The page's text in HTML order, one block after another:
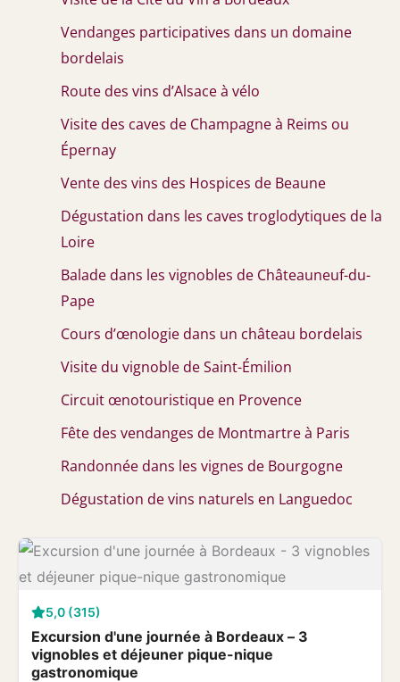
Vendanges participatives dans un domaine
bordelais
Route des vins d’Alsace à vélo
Visite des caves de Champagne à Reims ou
Épernay
Vente des vins des Hospices de Beaune
Dégustation dans les caves troglodytiques de la
Loire
Balade dans les vignobles de Châteauneuf-du-
Pape
Cours d’œnologie dans un château bordelais
Visite du vignoble de Saint-Émilion
Circuit œnotouristique en Provence
Fête des vendanges de Montmartre à Paris
Randonnée dans les vignes de Bourgogne
Dégustation de vins naturels en Languedoc
5,0 (315)
Excursion d'une journée à Bordeaux – 3
vignobles et déjeuner pique-nique
gastronomique